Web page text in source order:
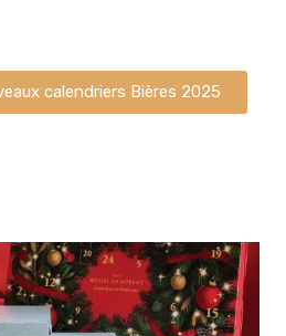
calendriers Bières 2025